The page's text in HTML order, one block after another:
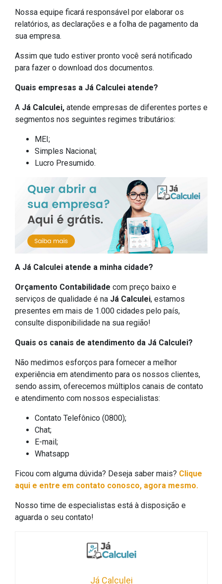
Nossa equipe ficará responsável por elaborar os
relatórios, as declarações e a folha de pagamento da
sua empresa.
Assim que tudo estiver pronto você será notificado
para fazer o download dos documentos.
Quais empresas a Já Calculei atende?
A Já Calculei, atende empresas de diferentes portes e
segmentos nos seguintes regimes tributários:
MEI;
Simples Nacional;
Lucro Presumido.
A Já Calculei atende a minha cidade?
Orçamento Contabilidade com preço baixo e
serviços de qualidade é na Já Calculei, estamos
presentes em mais de 1.000 cidades pelo país,
consulte disponibilidade na sua região!
Quais os canais de atendimento da Já Calculei?
Não medimos esforços para fornecer a melhor
experiência em atendimento para os nossos clientes,
sendo assim, oferecemos múltiplos canais de contato
e atendimento com nossos especialistas:
Contato Telefônico (0800);
Chat;
E-mail;
Whatsapp
Ficou com alguma dúvida? Deseja saber mais? Clique
aqui e entre em contato conosco, agora mesmo.
Nosso time de especialistas está à disposição e
aguarda o seu contato!
Já Calculei